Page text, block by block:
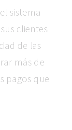
sistema
clientes
de las
más de
pagos que